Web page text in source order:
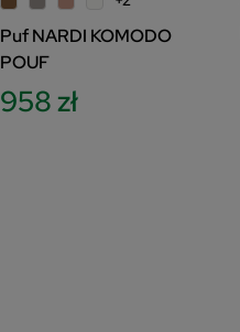
Puf NARDI KOMODO
POUF
958 zł